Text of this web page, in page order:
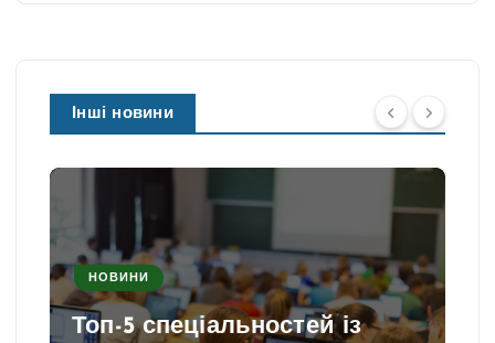
Інші новини
НОВИНИ
Топ-5 спеціальностей із